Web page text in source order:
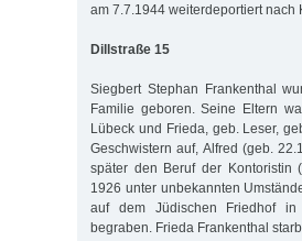
am 7.7.1944 weiterdeportiert nach
Dillstraße 15
Siegbert Stephan Frankenthal
Familie geboren. Seine Eltern
Lübeck und Frieda, geb. Leser,
Geschwistern auf, Alfred (geb.
später den Beruf der Kontoristin
1926 unter unbekannten
auf dem Jüdischen Friedhof in
begraben. Frieda Frankenthal